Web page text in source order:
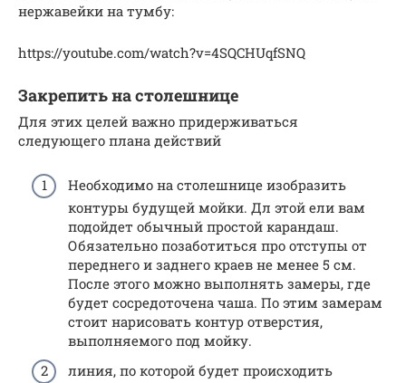
нержавейки на тумбу:
https://youtube.com/watch?v=4SQCHUqfSNQ
Закрепить на столешнице
Для этих целей важно придерживаться
следующего плана действий
Необходимо на столешнице изобразить
контуры будущей мойки. Дл этой ели вам
подойдет обычный простой карандаш.
Обязательно позаботиться про отступы от
переднего и заднего краев не менее 5 см.
После этого можно выполнять замеры, где
будет сосредоточена чаша. По этим замерам
стоит нарисовать контур отверстия,
выполняемого под мойку.
линия, по которой будет происходить